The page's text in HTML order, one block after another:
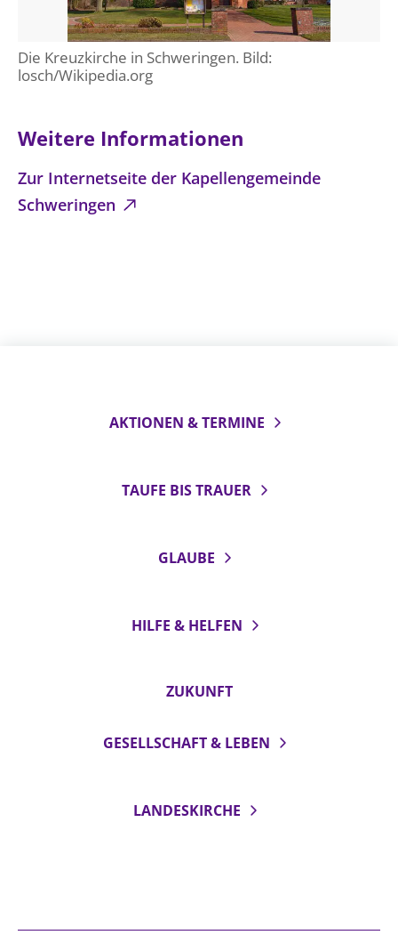
Die Kreuzkirche in Schweringen. Bild:
losch/Wikipedia.org
Weitere Informationen
Zur Internetseite der Kapellengemeinde
Schweringen
AKTIONEN & TERMINE
TAUFE BIS TRAUER
GLAUBE
HILFE & HELFEN
ZUKUNFT
GESELLSCHAFT & LEBEN
LANDESKIRCHE